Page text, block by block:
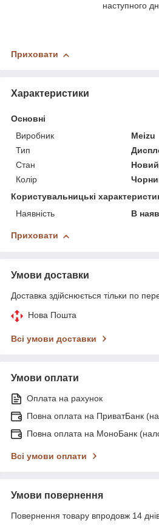
наступного
Приховати
Характеристики
Основні
Виробник
Meizu
Тип
Стан
Новий
Колір
Користувальницькі
Наявність
В
Приховати
Умови доставки
Доставка здійснюється тільки по
Нова Пошта
Всі умови доставки
Умови оплати
Оплата на рахунок
Повна оплата на ПриватБанк
Повна оплата на МоноБанк
Всі умови оплати
Умови повернення
Повернення товару впродовж 14